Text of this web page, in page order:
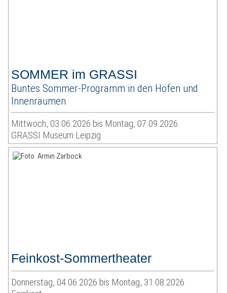
SOMMER im GRASSI
Buntes Sommer-Programm in den Höfen und
Innenräumen
Mittwoch, 03.06.2026 bis Montag, 07.09.2026
GRASSI Museum Leipzig
Feinkost-Sommertheater
Donnerstag, 04.06.2026 bis Montag, 31.08.2026